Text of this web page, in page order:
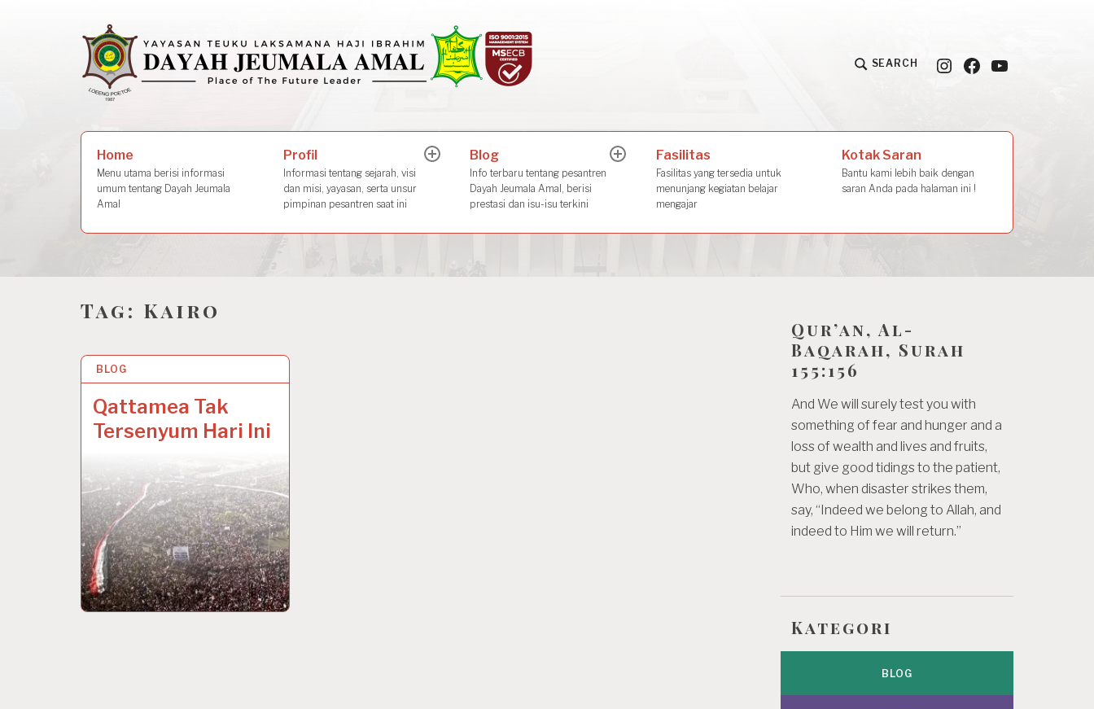
SEARCH Instagram
FacebookYouTube
Home
Menu utama berisi informasi
umum tentang Dayah Jeumala
Amal
Profil
Informasi tentang sejarah, visi
dan misi, yayasan, serta unsur
pimpinan pesantren saat ini
expandBlog
Info terbaru tentang pesantren
Dayah Jeumala Amal, berisi
prestasi dan isu-isu terkini
expandFasilitas
Fasilitas yang tersedia untuk
menunjang kegiatan belajar
mengajar
Kotak Saran
Bantu kami lebih baik dengan
saran Anda pada halaman ini !
Tag: Kairo
BLOG
Qattamea Tak
Tersenyum Hari Ini
8 FEB 2022
Qur’an, Al-
Baqarah, Surah
155:156
And We will surely test you with
something of fear and hunger and a
loss of wealth and lives and fruits,
but give good tidings to the patient,
Who, when disaster strikes them,
say, “Indeed we belong to Allah, and
indeed to Him we will return.”
Kategori
BLOG